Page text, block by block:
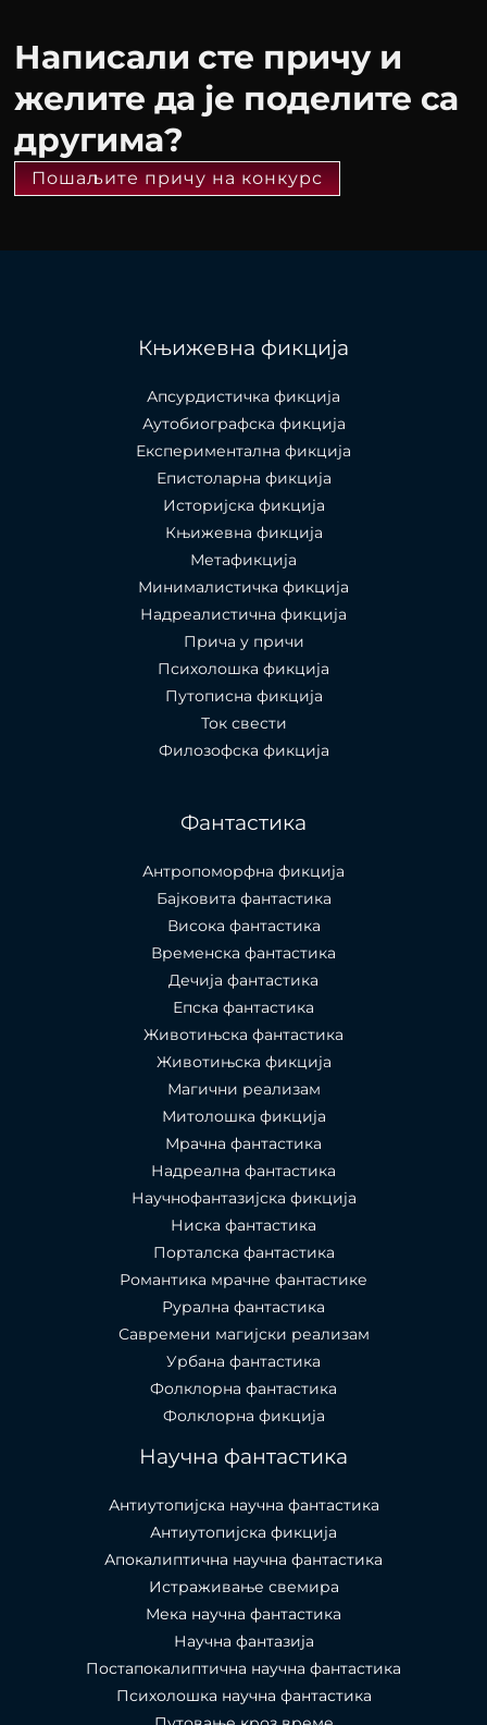
Написали сте причу и
желите да је поделите са
другима?
Пошаљите причу на конкурс
Књижевна фикција
Апсурдистичка фикција
Аутобиографска фикција
Експериментална фикција
Епистоларна фикција
Историјска фикција
Књижевна фикција
Метафикција
Минималистичка фикција
Надреалистична фикција
Прича у причи
Психолошкa фикција
Путописна фикција
Ток свести
Филозофска фикција
Фантастика
Антропоморфна фикција
Бајковита фантастика
Висока фантастика
Временска фантастика
Дечија фантастика
Епска фантастика
Животињска фантастика
Животињска фикција
Магични реализам
Митолошка фикција
Мрачна фантастика
Надреална фантастика
Научнофантазијска фикција
Ниска фантастика
Порталска фантастика​
Романтика мрачне фантастике
Рурална фантастика
Савремени магијски реализам
Урбана фантастика
Фолклорна фантастика
Фолклорна фикција
Научна фантастика
Антиутопијска научна фантастика
Антиутопијска фикција
Апокалиптична научна фантастика
Истраживање свемира
Мека научна фантастика
Научна фантазија
Постапокалиптична научна фантастика
Психолошка научна фантастика